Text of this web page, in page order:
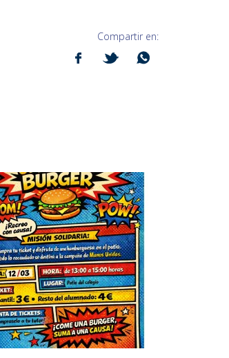
Compartir en: